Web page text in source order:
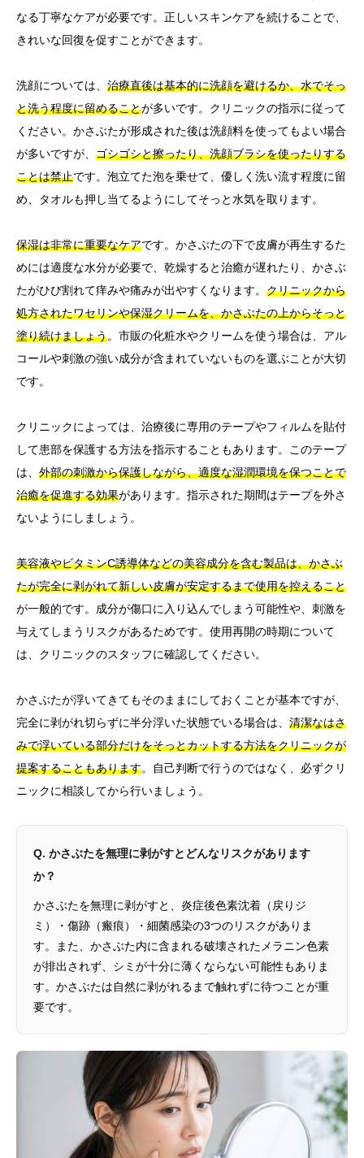
なる丁寧なケアが必要です。正しいスキンケアを続けることで、
きれいな回復を促すことができます。
洗顔については、 治療直後は基本的に洗顔を避けるか、水でそっ
と洗う程度に留めることが多いです。クリニックの指示に従って
ください。かさぶたが形成された後は洗顔料を使ってもよい場合
が多いですが、 ゴシゴシと擦ったり、洗顔ブラシを使ったりする
ことは禁止です。泡立てた泡を乗せて、優しく洗い流す程度に留
め、タオルも押し当てるようにしてそっと水気を取ります。
保湿は非常に重要なケアです。かさぶたの下で皮膚が再生するた
めには適度な水分が必要で、乾燥すると治癒が遅れたり、かさぶ
たがひび割れて痒みや痛みが出やすくなります。 クリニックから
処方されたワセリンや保湿クリームを、かさぶたの上からそっと
塗り続けましょう。市販の化粧水やクリームを使う場合は、アル
コールや刺激の強い成分が含まれていないものを選ぶことが大切
です。
クリニックによっては、治療後に専用のテープやフィルムを貼付
して患部を保護する方法を指示することもあります。このテープ
は、 外部の刺激から保護しながら、適度な湿潤環境を保つことで
治癒を促進する効果があります。指示された期間はテープを外さ
ないようにしましょう。
美容液やビタミンC誘導体などの美容成分を含む製品は、かさぶ
たが完全に剥がれて新しい皮膚が安定するまで使用を控えること
が一般的です。成分が傷口に入り込んでしまう可能性や、刺激を
与えてしまうリスクがあるためです。使用再開の時期について
は、クリニックのスタッフに確認してください。
かさぶたが浮いてきてもそのままにしておくことが基本ですが、
完全に剥がれ切らずに半分浮いた状態でいる場合は、 清潔なはさ
みで浮いている部分だけをそっとカットする方法をクリニックが
提案することもあります。自己判断で行うのではなく、必ずクリ
ニックに相談してから行いましょう。
Q. かさぶたを無理に剥がすとどんなリスクがあります
か？
かさぶたを無理に剥がすと、炎症後色素沈着（戻りジ
ミ）・傷跡（瘢痕）・細菌感染の3つのリスクがありま
す。また、かさぶた内に含まれる破壊されたメラニン色素
が排出されず、シミが十分に薄くならない可能性もありま
す。かさぶたは自然に剥がれるまで触れずに待つことが重
要です。